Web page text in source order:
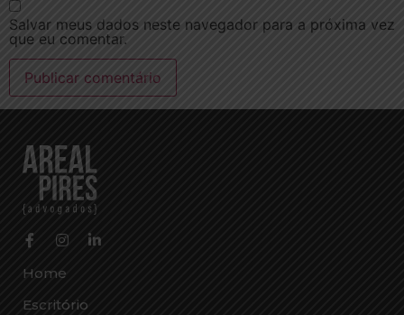
Salvar meus dados neste navegador para a próxima vez
que eu comentar.
Home
Escritório